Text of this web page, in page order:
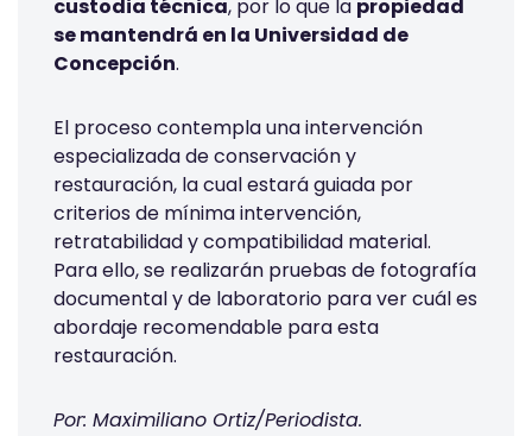
custodia técnica, por lo que la propiedad
se mantendrá en la Universidad de
Concepción.
El proceso contempla una intervención
especializada de conservación y
restauración, la cual estará guiada por
criterios de mínima intervención,
retratabilidad y compatibilidad material.
Para ello, se realizarán pruebas de fotografía
documental y de laboratorio para ver cuál es
abordaje recomendable para esta
restauración.
Por: Maximiliano Ortiz/Periodista.